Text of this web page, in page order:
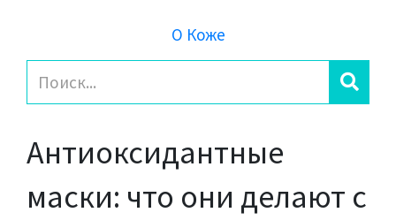
О Коже
Антиоксидантные
маски: что они делают с